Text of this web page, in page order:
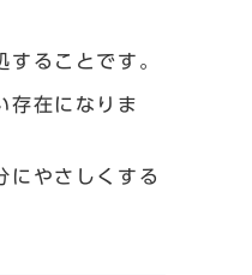
ることです。
存在になりま
にやさしくする